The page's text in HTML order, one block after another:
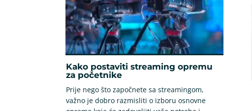
Kako postaviti streaming opremu
za početnike
Prije nego što započnete sa streamingom,
važno je dobro razmisliti o izboru osnovne